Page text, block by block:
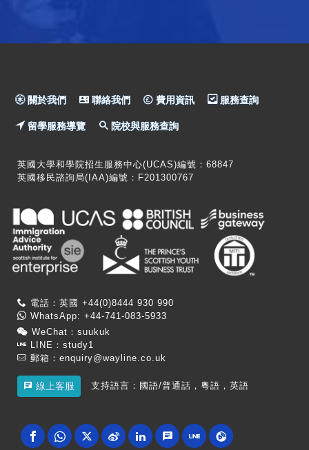
關於我們 聯絡我們 費用資訊 服務查詢
留學服務導覽 院校與服務查詢
英國大學和學院招生服務中心(UCAS)編號：68847
英國移民諮詢局(IAA)編號：F201300767
電話：英國 +44(0)8444 930 990
WhatsApp: +44-741-083-5933
WeChat：suukuk
LINE：study1
郵箱： enquiry@wayline.co.uk
線上客服 支持語言：國語/普通話，粵語，英語